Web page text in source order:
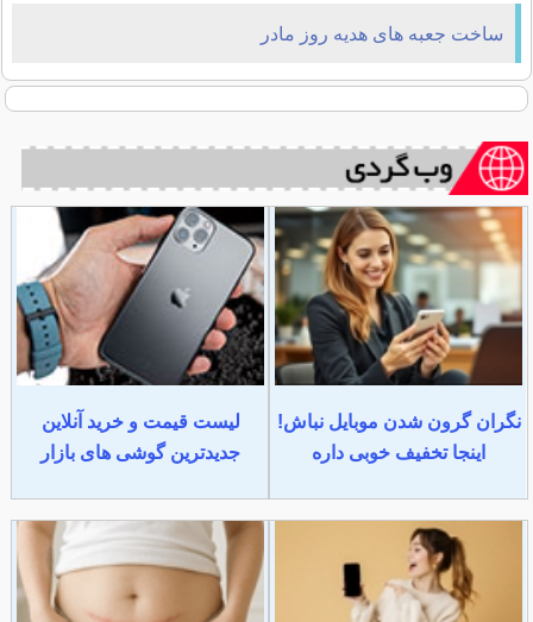
ساخت جعبه های هدیه روز مادر
نگران گرون شدن موبایل نباش!
اینجا تخفیف خوبی داره
لیست قیمت و خرید آنلاین
جدیدترین گوشی های بازار